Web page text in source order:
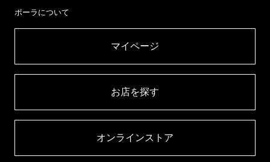
ポーラについて
マイページ​
お店を探す​
オンラインストア​